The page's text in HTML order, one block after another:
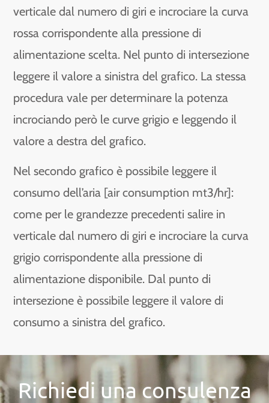
verticale dal numero di giri e incrociare la curva
rossa corrispondente alla pressione di
alimentazione scelta. Nel punto di intersezione
leggere il valore a sinistra del grafico. La stessa
procedura vale per determinare la potenza
incrociando però le curve grigio e leggendo il
valore a destra del grafico.
Nel secondo grafico è possibile leggere il
consumo dell’aria [air consumption mt3/hr]:
come per le grandezze precedenti salire in
verticale dal numero di giri e incrociare la curva
grigio corrispondente alla pressione di
alimentazione disponibile. Dal punto di
intersezione è possibile leggere il valore di
consumo a sinistra del grafico.
Richiedi una consulenza